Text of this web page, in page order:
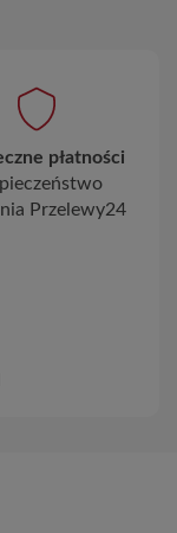
płatności
Przelewy24